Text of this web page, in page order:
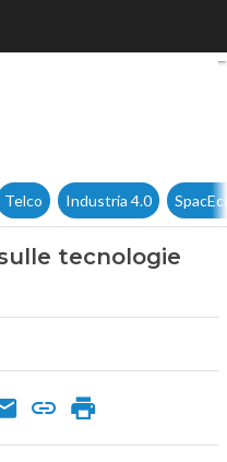
nazionale sulle
Telco Industria 4.0
tecnologie